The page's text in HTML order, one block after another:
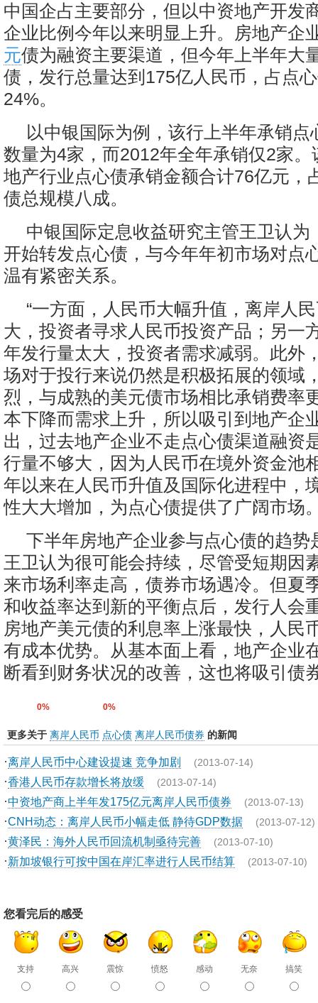
中国企占主要部分，但以中资地产开发
企业比例今年以来明显上升。房地产企
元债为融资主要渠道，但今年上半年大
债，发行总量达到175亿人民币，占点
24%。
以中银国际为例，该行上半年承销点
数量为4家，而2012年全年承销仅2家。
地产行业点心债承销金额合计76亿元，
债总规模八成。
中银国际定息收益研究主管王卫认为
开始转发点心债，与今年年初市场对点
温有紧密关系。
“一方面，人民币大幅升值，离岸人
大，投资者寻求人民币投资产品；另一
年发行量太大，投资者需求减弱。此外
场对于投行来说仍然是积极拓展的领域
烈，与成熟的美元债市场相比承销费率
本下降而需求上升，所以吸引到地产企
出，过去地产企业不走点心债渠道融资
行量不够大，因为人民币在境外资金池
年以来在人民币升值及国际化进程中，
性大大增加，为点心债提供了广阔市场
下半年房地产企业参与点心债的趋势
王卫认为很可能会持续，尽管受短期因
来市场利率走高，债券市场遇冷。但夏
和收益率达到新的平衡点后，发行人会
房地产美元债的利息率上涨最快，人民
有成本优势。从基本面上看，地产企业
断看到财务状况的改善，这也将吸引债
0% 0%
更多关于 离岸人民币 点心债 离岸人民币债券 的新闻
·离岸人民币中心建设提速 竞争加剧 (2013-07-14)
·香港人民币存款增长将放缓 (2013-07-14)
·中资地产商上半年发175亿元离岸人民币债券 (2013-07-13)
·CNH动态：离岸人民币小幅走低 静待GDP数据 (2013-07-12)
·黄泽民：海外人民币回流机制亟待完善 (2013-07-10)
·新加坡银行可按中国在岸汇率进行人民币结算 (2013-07-10)
您看完后的感受
支持 高兴 震惊 愤怒 感动 无奈 搞笑